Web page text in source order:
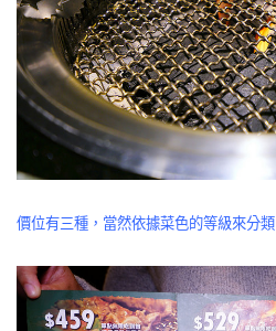
價位有三種，當然依據菜色的等級來分類